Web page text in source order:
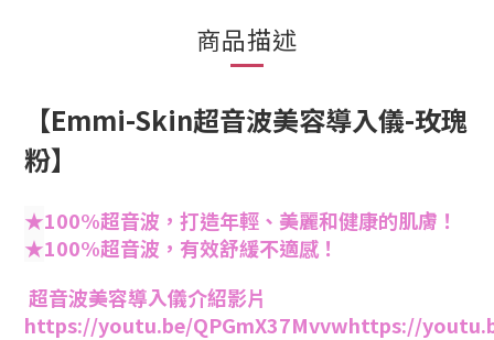
商品描述
【Emmi-Skin超音波美容導入儀-玫瑰
粉】
★100%超音波，打造年輕、美麗和健康的肌膚！
★100%超音波，有效舒緩不適感！
超音波美容導入儀介紹影片
https://youtu.be/QPGmX37Mvvwhttps://